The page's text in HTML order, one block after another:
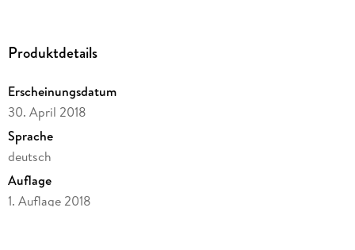
Produktdetails
Erscheinungsdatum
30. April 2018
Sprache
deutsch
Auflage
1. Auflage 2018